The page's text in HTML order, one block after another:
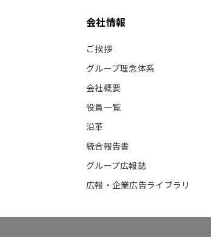
会社情報
ご挨拶
グループ理念体系
会社概要
役員一覧
沿革
統合報告書
グループ広報誌
広報・企業広告ライブラリ